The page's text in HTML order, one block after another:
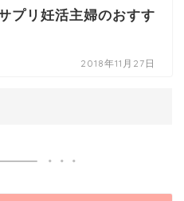
プリ妊活主婦のおすす
2018年11月27日